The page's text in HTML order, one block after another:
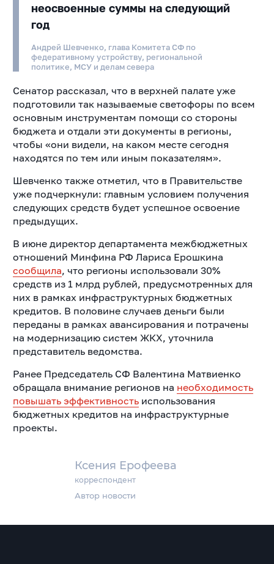
Ксения Ерофеева
корреспондент
Автор новости
неосвоенные суммы на следующий
год
Андрей Шевченко, глава Комитета СФ по
федеративному устройству, региональной
политике, МСУ и делам севера
Сенатор рассказал, что в верхней палате уже
подготовили так называемые светофоры по всем
основным инструментам помощи со стороны
бюджета и отдали эти документы в регионы,
чтобы «они видели, на каком месте сегодня
находятся по тем или иным показателям».
Шевченко также отметил, что в Правительстве
уже подчеркнули: главным условием получения
следующих средств будет успешное освоение
предыдущих.
В июне директор департамента межбюджетных
отношений Минфина РФ Лариса Ерошкина
сообщила, что регионы использовали 30%
средств из 1 млрд рублей, предусмотренных для
них в рамках инфраструктурных бюджетных
кредитов. В половине случаев деньги были
переданы в рамках авансирования и потрачены
на модернизацию систем ЖКХ, уточнила
представитель ведомства.
Ранее Председатель СФ Валентина Матвиенко
обращала внимание регионов на необходимость
повышать эффективностьиспользования
бюджетных кредитов на инфраструктурные
проекты.